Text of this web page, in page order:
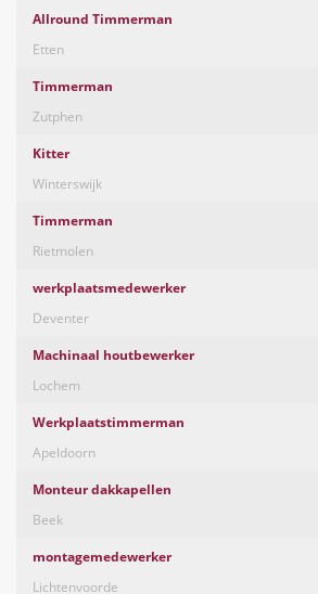
Allround Timmerman
Etten
Timmerman
Zutphen
Kitter
Winterswijk
Timmerman
Rietmolen
werkplaatsmedewerker
Deventer
Machinaal houtbewerker
Lochem
Werkplaatstimmerman
Apeldoorn
Monteur dakkapellen
Beek
montagemedewerker
Lichtenvoorde